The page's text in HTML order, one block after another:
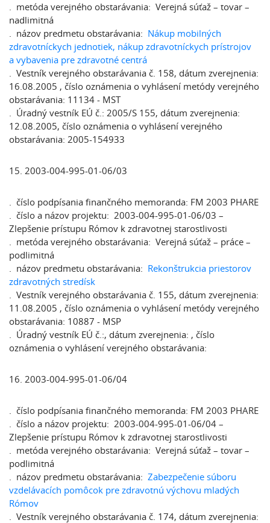
. metóda verejného obstarávania: Verejná súťaž – tovar –
nadlimitná
. názov predmetu obstarávania: Nákup mobilných
zdravotníckych jednotiek, nákup zdravotníckych prístrojov
a vybavenia pre zdravotné centrá
. Vestník verejného obstarávania č. 158, dátum zverejnenia:
16.08.2005 , číslo oznámenia o vyhlásení metódy verejného
obstarávania: 11134 - MST
. Úradný vestník EÚ č.: 2005/S 155, dátum zverejnenia:
12.08.2005, číslo oznámenia o vyhlásení verejného
obstarávania: 2005-154933
15. 2003-004-995-01-06/03
. číslo podpísania finančného memoranda: FM 2003 PHARE
. číslo a názov projektu: 2003-004-995-01-06/03 –
Zlepšenie prístupu Rómov k zdravotnej starostlivosti
. metóda verejného obstarávania: Verejná súťaž – práce –
podlimitná
. názov predmetu obstarávania: Rekonštrukcia priestorov
zdravotných stredísk
. Vestník verejného obstarávania č. 155, dátum zverejnenia:
11.08.2005 , číslo oznámenia o vyhlásení metódy verejného
obstarávania: 10887 - MSP
. Úradný vestník EÚ č.:, dátum zverejnenia: , číslo
oznámenia o vyhlásení verejného obstarávania:
16. 2003-004-995-01-06/04
. číslo podpísania finančného memoranda: FM 2003 PHARE
. číslo a názov projektu: 2003-004-995-01-06/04 –
Zlepšenie prístupu Rómov k zdravotnej starostlivosti
. metóda verejného obstarávania: Verejná súťaž – tovar –
podlimitná
. názov predmetu obstarávania: Zabezpečenie súboru
vzdelávacích pomôcok pre zdravotnú výchovu mladých
Rómov
. Vestník verejného obstarávania č. 174, dátum zverejnenia: